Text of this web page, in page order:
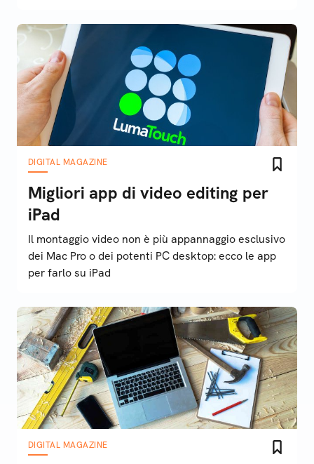
DIGITAL MAGAZINE
Migliori app di video editing per
iPad
Il montaggio video non è più appannaggio esclusivo
dei Mac Pro o dei potenti PC desktop: ecco le app
per farlo su iPad
DIGITAL MAGAZINE